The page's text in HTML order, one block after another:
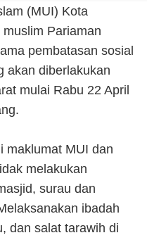
(MUI) Kota
Pariaman
pembatasan sosial
akan diberlakukan
mulai Rabu 22 April
maklumat MUI dan
melakukan
surau dan
ibadah
dan salat tarawih di